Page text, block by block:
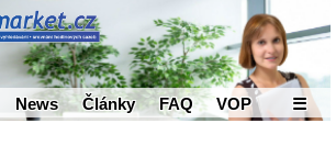
News Články FAQ VOP ☰